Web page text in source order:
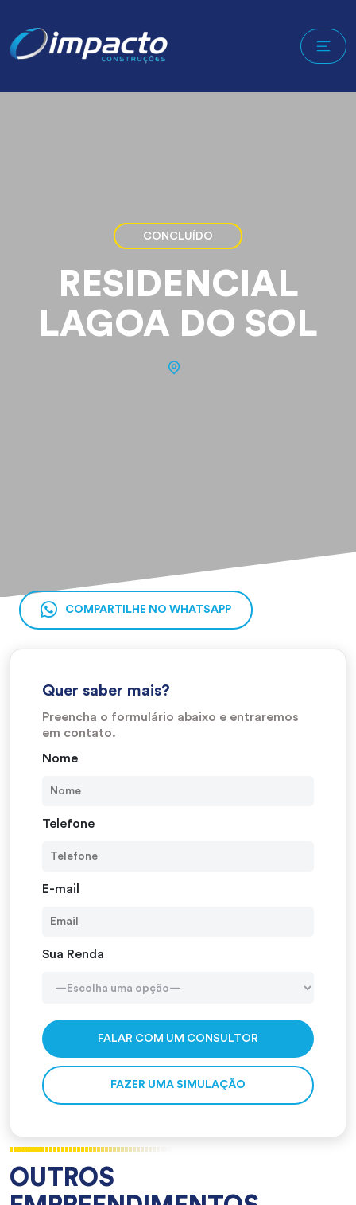
CONCLUÍDO
RESIDENCIAL
LAGOA DO SOL
COMPARTILHE NO WHATSAPP
Quer saber mais?
Preencha o formulário abaixo e entraremos
em contato.
Nome
Telefone
E-mail
Sua Renda
FAZER UMA SIMULAÇÃO
OUTROS